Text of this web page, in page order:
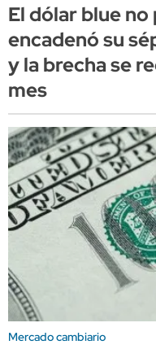
El dólar blue no
encadenó su
y la brecha se
mes
Mercado cambiario